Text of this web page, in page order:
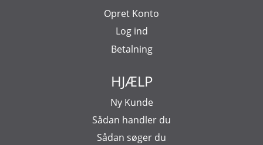
Opret Konto
Log ind
Betalning
HJÆLP
Ny Kunde
Sådan handler du
Sådan søger du